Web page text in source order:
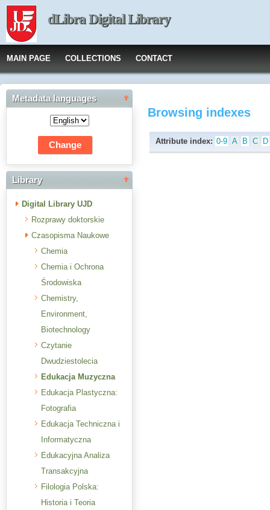
dLibra Digital Library
MAIN PAGE COLLECTIONS CONTACT
Metadata languages
Library
Digital Library UJD
Rozprawy doktorskie
Czasopisma Naukowe
Chemia
Chemia i Ochrona
Środowiska
Chemistry,
Environment,
Biotechnology
Czytanie
Dwudziestolecia
Edukacja Muzyczna
Edukacja Plastyczna:
Fotografia
Edukacja Techniczna i
Informatyczna
Edukacyjna Analiza
Transakcyjna
Filologia Polska:
Historia i Teoria
Browsing indexes
Attribute index: 0-9 A B C D